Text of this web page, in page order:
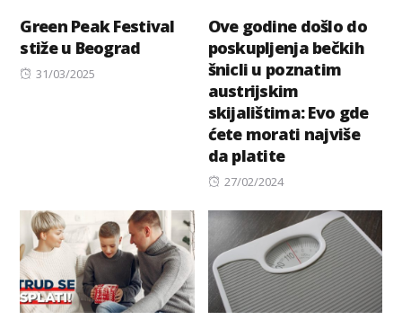
Green Peak Festival
stiže u Beograd
Posted
31/03/2025
Ove godine došlo do
poskupljenja bečkih
šnicli u poznatim
austrijskim
skijalištima: Evo gde
ćete morati najviše
da platite
Posted
27/02/2024